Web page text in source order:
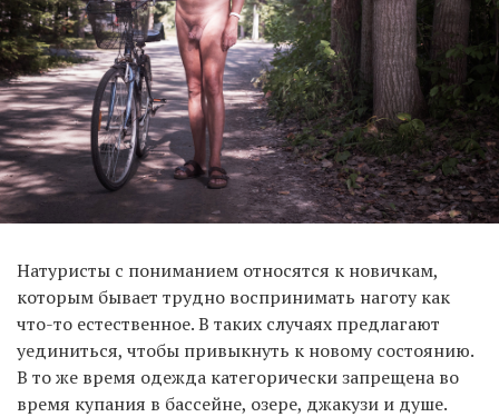
Натуристы с пониманием относятся к новичкам,
которым бывает трудно воспринимать наготу как
что-то естественное. В таких случаях предлагают
уединиться, чтобы привыкнуть к новому состоянию.
В то же время одежда категорически запрещена во
время купания в бассейне, озере, джакузи и душе.